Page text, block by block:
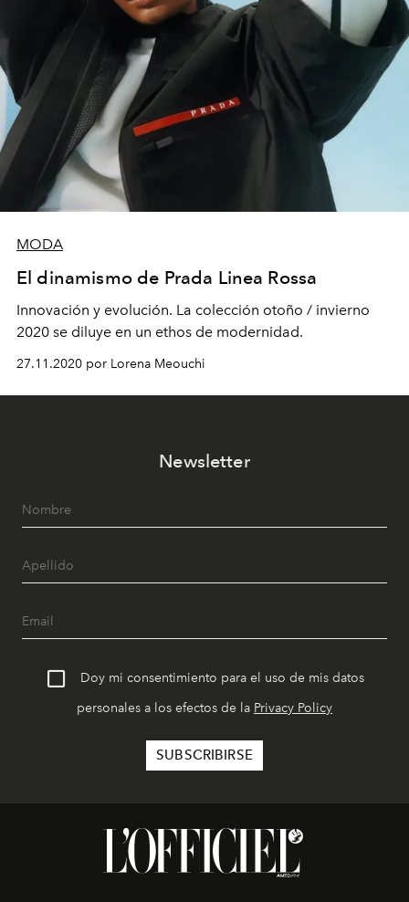
MODA
El dinamismo de Prada Linea Rossa
Innovación y evolución. La colección otoño / invierno
2020 se diluye en un ethos de modernidad.
27.11.2020 por Lorena Meouchi
Newsletter
Doy mi consentimiento para el uso de mis datos
personales a los efectos de la Privacy Policy